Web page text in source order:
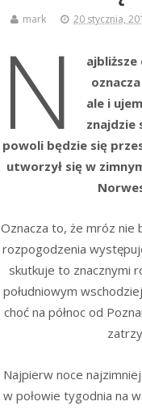
mark 20 stycznia,
N
ale i
znajdzie
powoli będzie się
utworzył się w
Oznacza to, że mróz nie
rozpogodzenia
skutkuje to znacznymi
południowym
choć na północ od
Najpierw noce
w połowie tygodnia na